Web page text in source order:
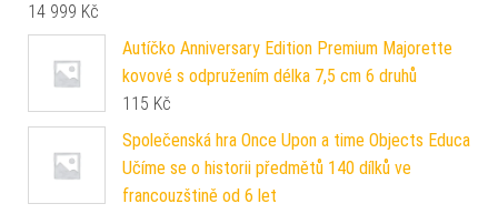
14 999 Kč
Autíčko Anniversary Edition Premium Majorette
kovové s odpružením délka 7,5 cm 6 druhů
115 Kč
Společenská hra Once Upon a time Objects Educa
Učíme se o historii předmětů 140 dílků ve
francouzštině od 6 let